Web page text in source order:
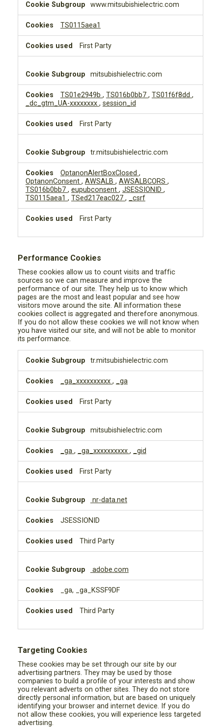
www.mitsubishielectric.com
TS0115aea1
First Party
mitsubishielectric.com
TS01e2949b , TS016b0bb7 , TS01f6f8dd ,
_dc_gtm_UA-xxxxxxxx , session_id
First Party
tr.mitsubishielectric.com
OptanonAlertBoxClosed ,
OptanonConsent , AWSALB , AWSALBCORS ,
TS016b0bb7 , eupubconsent , JSESSIONID ,
TS0115aea1 , TSed217eac027 , _csrf
First Party
Performance Cookies
These cookies allow us to count visits and traffic
sources so we can measure and improve the
performance of our site. They help us to know which
pages are the most and least popular and see how
visitors move around the site. All information these
cookies collect is aggregated and therefore anonymous.
If you do not allow these cookies we will not know when
you have visited our site, and will not be able to monitor
its performance.
Cookies
tr.mitsubishielectric.com
_ga_xxxxxxxxxx , _ga
First Party
mitsubishielectric.com
_ga , _ga_xxxxxxxxxx , _gid
First Party
nr-data.net
JSESSIONID
Third Party
adobe.com
_ga, _ga_KSSF9DF
Third Party
Targeting Cookies
These cookies may be set through our site by our
advertising partners. They may be used by those
companies to build a profile of your interests and show
you relevant adverts on other sites. They do not store
directly personal information, but are based on uniquely
identifying your browser and internet device. If you do
not allow these cookies, you will experience less targeted
advertising.